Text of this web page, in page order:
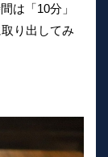
は「10分」
り出してみ